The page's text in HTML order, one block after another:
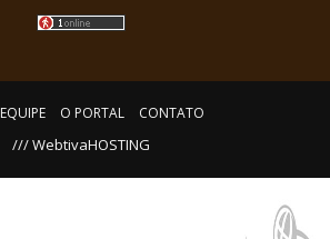
EQUIPE O PORTAL CONTATO
/// WebtivaHOSTING